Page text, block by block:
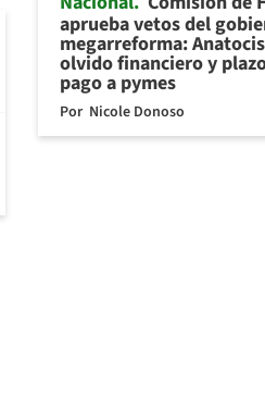
aprueba vetos del
megarreforma:
olvido financiero y
pago a pymes
Por Nicole Donoso